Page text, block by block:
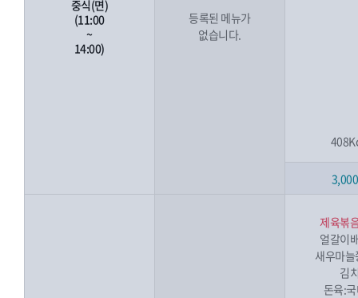
중식(면)
(11:00
~
14:00)
등록된 메뉴가
없습니다.
제육볶
얼갈이
새우마
김
돈육: